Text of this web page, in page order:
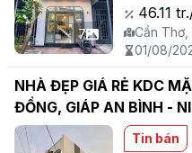
7
46.11
Cần Thơ,
01/08/
NHÀ ĐẸP GIÁ RẺ KDC
ĐỒNG, GIÁP AN BÌNH -
Tin bán